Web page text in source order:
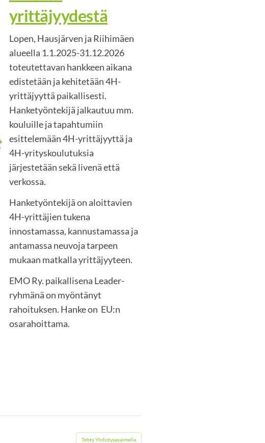
yrittäjyydestä
Lopen, Hausjärven ja Riihimäen
alueella 1.1.2025-31.12.2026
toteutettavan hankkeen aikana
edistetään ja kehitetään 4H-
yrittäjyyttä paikallisesti.
Hanketyöntekijä jalkautuu mm.
kouluille ja tapahtumiin
esittelemään 4H-yrittäjyyttä ja
4H-yrityskoulutuksia
järjestetään sekä livenä että
verkossa.
Hanketyöntekijä on aloittavien
4H-yrittäjien tukena
innostamassa, kannustamassa ja
antamassa neuvoja tarpeen
mukaan matkalla yrittäjyyteen.
EMO Ry. paikallisena Leader-
ryhmänä on myöntänyt
rahoituksen. Hanke on EU:n
osarahoittama.
Tehty Yhdistysavaimella